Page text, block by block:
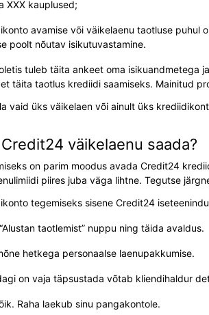
XXX kauplused;
avamise või väikelaenu taotluse
poolt nõutav isikutuvastamine.
tuleb täita ankeet oma isikuandmetega
täita taotlus krediidi saamiseks. Mainitud
vaid üks väikelaen või ainult üks
väikelaenu saada?
on parim moodus avada Credit24
piires juba väga lihtne. Tegutse
tegemiseks sisene Credit24
taotlemist” nuppu ning täida avaldus.
hetkega personaalse laenupakkumise.
on vaja täpsustada võtab kliendihaldur
Raha laekub sinu pangakontole.